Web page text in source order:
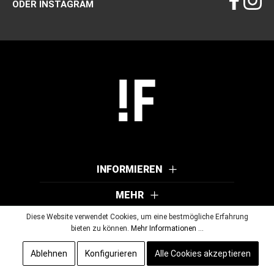
ODER INSTAGRAM
INFORMIEREN
MEHR
© 2026 Wutscher Optik GmbH & Co KG. Alle Rechte vorbehalten.
Diese Website verwendet Cookies, um eine bestmögliche Erfahrung
bieten zu können. Mehr Informationen ...
Ablehnen Konfigurieren Alle Cookies akzeptieren